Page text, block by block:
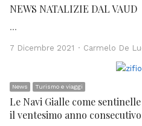
NEWS NATALIZIE DAL VAUD
…
7 Dicembre 2021 Author
Carmelo De
News Turismo e viaggi
Le Navi Gialle come
il ventesimo anno consecutivo